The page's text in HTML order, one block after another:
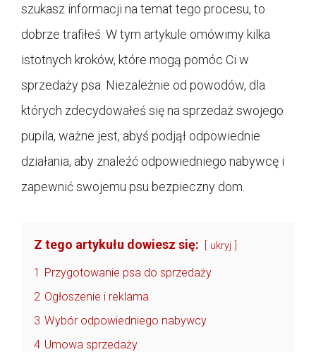
szukasz informacji na temat tego procesu, to
dobrze trafiłeś. W tym artykule omówimy kilka
istotnych kroków, które mogą pomóc Ci w
sprzedaży psa. Niezależnie od powodów, dla
których zdecydowałeś się na sprzedaż swojego
pupila, ważne jest, abyś podjął odpowiednie
działania, aby znaleźć odpowiedniego nabywcę i
zapewnić swojemu psu bezpieczny dom.
Z tego artykułu dowiesz się: ukryj
1 Przygotowanie psa do sprzedaży
2 Ogłoszenie i reklama
3 Wybór odpowiedniego nabywcy
4 Umowa sprzedaży